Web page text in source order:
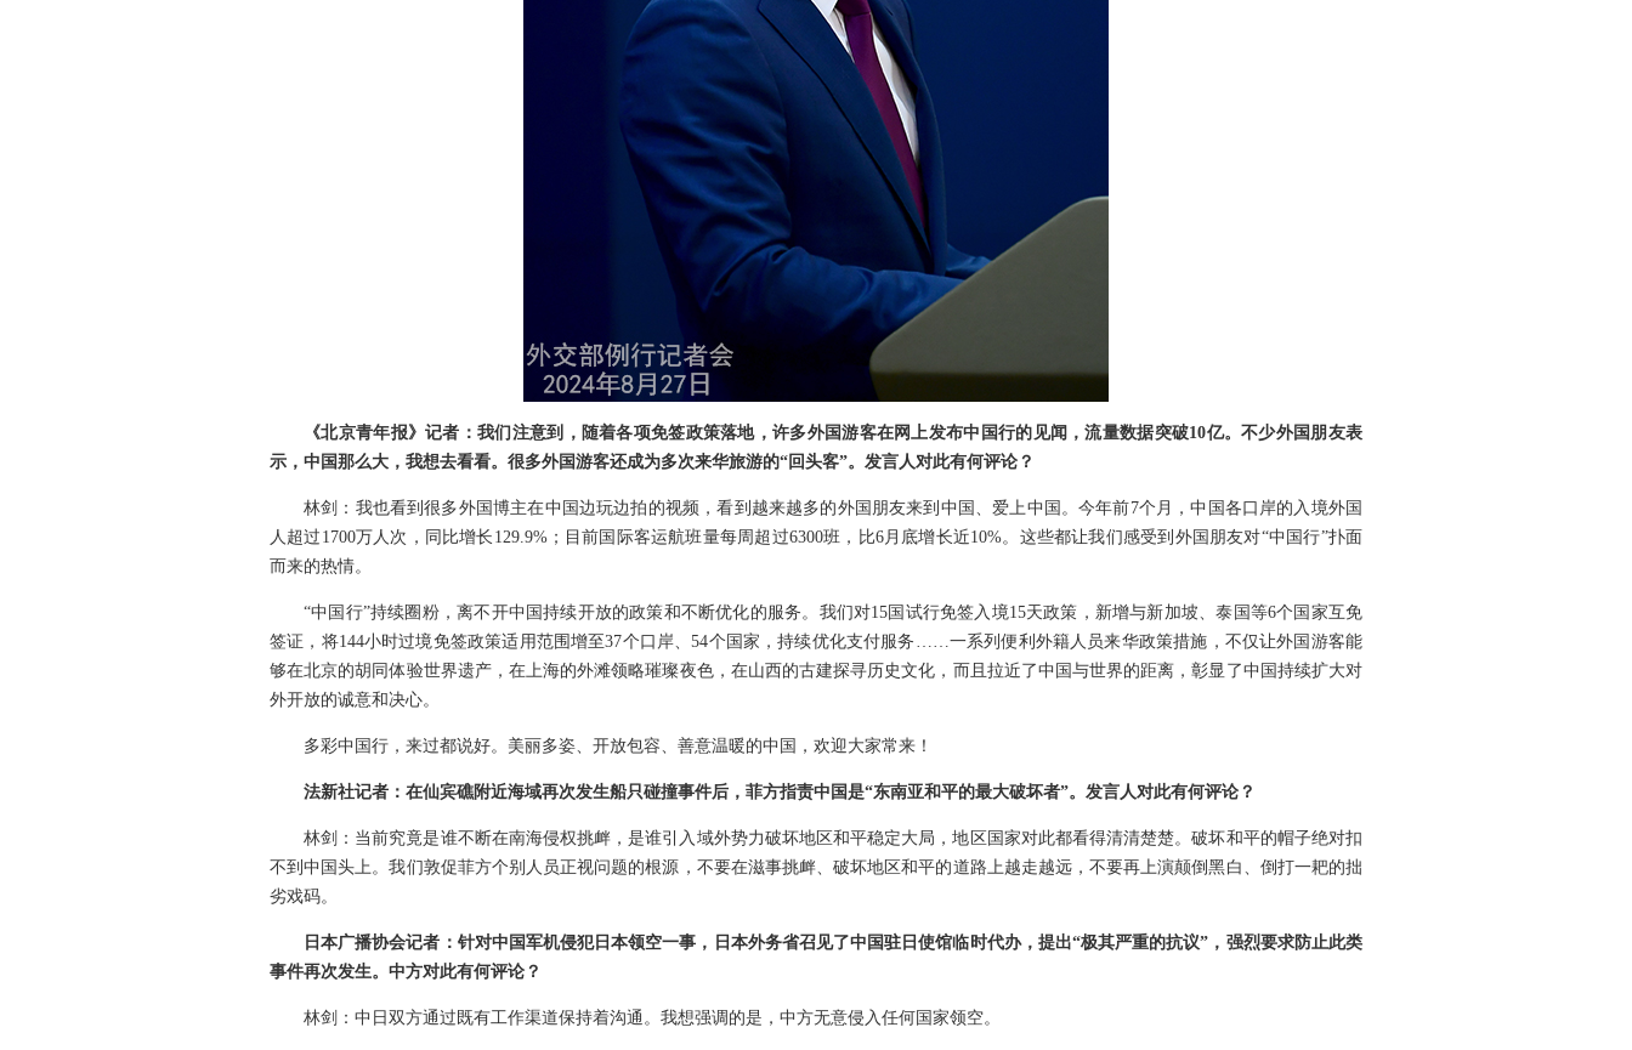
《北京青年报》记者：我们注意到，随着各项免签政策落地，许多外国游客在网上发布中国行的见闻，流量数据突破10亿。不少外国朋友表
示，中国那么大，我想去看看。很多外国游客还成为多次来华旅游的“回头客”。发言人对此有何评论？
林剑： 我也看到很多外国博主在中国边玩边拍的视频，看到越来越多的外国朋友来到中国、爱上中国。今年前7个月，中国各口岸的入境外国
人超过1700万人次，同比增长129.9%；目前国际客运航班量每周超过6300班，比6月底增长近10%。这些都让我们感受到外国朋友对“中国行”扑面
而来的热情。
“中国行”持续圈粉，离不开中国持续开放的政策和不断优化的服务。我们对15国试行免签入境15天政策，新增与新加坡、泰国等6个国家互免
签证，将144小时过境免签政策适用范围增至37个口岸、54个国家，持续优化支付服务……一系列便利外籍人员来华政策措施，不仅让外国游客能
够在北京的胡同体验世界遗产，在上海的外滩领略璀璨夜色，在山西的古建探寻历史文化，而且拉近了中国与世界的距离，彰显了中国持续扩大对
外开放的诚意和决心。
多彩中国行，来过都说好。美丽多姿、开放包容、善意温暖的中国，欢迎大家常来！
法新社记者：在仙宾礁附近海域再次发生船只碰撞事件后，菲方指责中国是“东南亚和平的最大破坏者”。发言人对此有何评论？
林剑： 当前究竟是谁不断在南海侵权挑衅，是谁引入域外势力破坏地区和平稳定大局，地区国家对此都看得清清楚楚。破坏和平的帽子绝对扣
不到中国头上。我们敦促菲方个别人员正视问题的根源，不要在滋事挑衅、破坏地区和平的道路上越走越远，不要再上演颠倒黑白、倒打一耙的拙
劣戏码。
日本广播协会记者：针对中国军机侵犯日本领空一事，日本外务省召见了中国驻日使馆临时代办，提出“极其严重的抗议”，强烈要求防止此类
事件再次发生。中方对此有何评论？
林剑： 中日双方通过既有工作渠道保持着沟通。我想强调的是，中方无意侵入任何国家领空。